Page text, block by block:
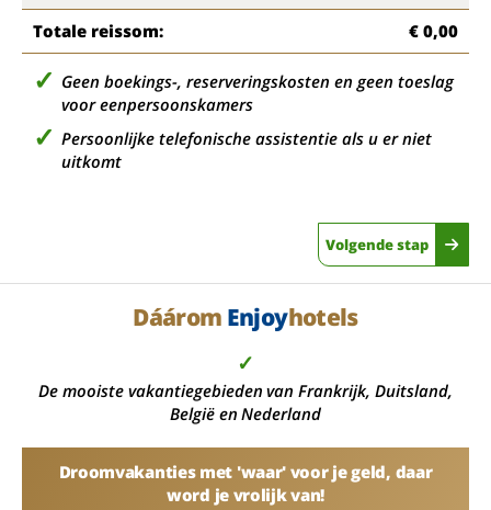
Totale reissom: € 0,00
Geen boekings-, reserveringskosten en geen toeslag
voor eenpersoonskamers
Persoonlijke telefonische assistentie als u er niet
uitkomt
Volgende stap
Dáárom Enjoyhotels
✓
De mooiste vakantiegebieden van Frankrijk, Duitsland,
België en Nederland
Droomvakanties met 'waar' voor je geld, daar
word je vrolijk van!